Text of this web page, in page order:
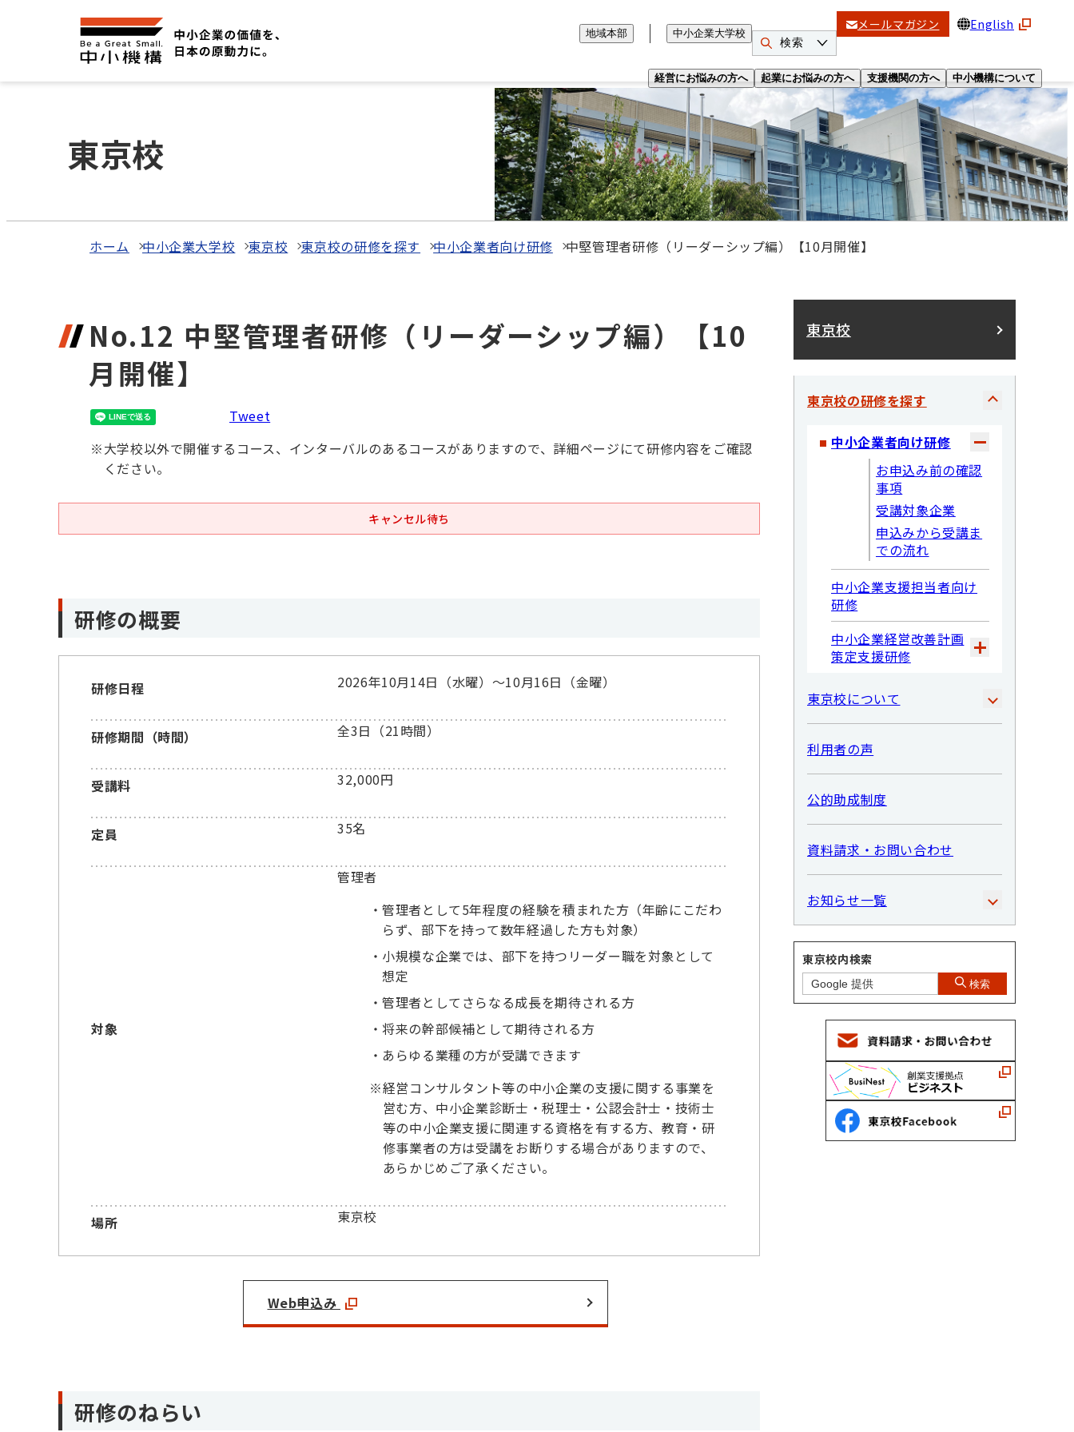
経営にお悩みの方へ 起業にお悩みの方へ 支援機関の方へ 中小機構について
地域本部 中小企業大学校
検索
メールマガジン English
東京校
ホーム 中小企業大学校 東京校 東京校の研修を探す 中小企業者向け研修 中堅管理者研修（リーダーシップ編）【10月開催】
No.12 中堅管理者研修（リーダーシップ編）【10
月開催】
Tweet
※大学校以外で開催するコース、インターバルのあるコースがありますので、詳細ページにて研修内容をご確認
ください。
キャンセル待ち
研修の概要
研修日程 2026年10月14日（水曜）～10月16日（金曜）
研修期間（時間） 全3日（21時間）
受講料 32,000円
定員 35名
対象
管理者
管理者として5年程度の経験を積まれた方（年齢にこだわ
らず、部下を持って数年経過した方も対象）
小規模な企業では、部下を持つリーダー職を対象として
想定
管理者としてさらなる成長を期待される方
将来の幹部候補として期待される方
あらゆる業種の方が受講できます
※経営コンサルタント等の中小企業の支援に関する事業を
営む方、中小企業診断士・税理士・公認会計士・技術士
等の中小企業支援に関連する資格を有する方、教育・研
修事業者の方は受講をお断りする場合がありますので、
あらかじめご了承ください。
場所 東京校
Web申込み
研修のねらい
東京校
東京校の研修を探す
中小企業者向け研修
お申込み前の確認
事項
受講対象企業
申込みから受講ま
での流れ
中小企業支援担当者向け
研修
中小企業経営改善計画
策定支援研修
東京校について
利用者の声
公的助成制度
資料請求・お問い合わせ
お知らせ一覧
東京校内検索
検索